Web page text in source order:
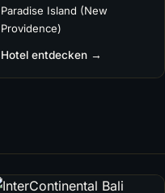
Paradise Island (New
Providence)
Hotel entdecken →